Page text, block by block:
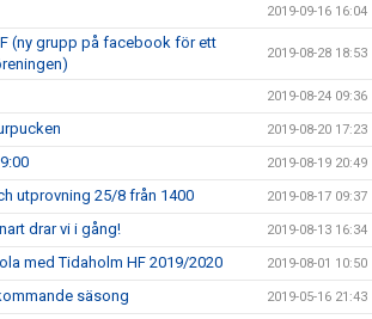
2019-09-16 16:04
(ny grupp på facebook för ett
2019-08-28 18:53
2019-08-24 09:36
2019-08-20 17:23
2019-08-19 20:49
utprovning 25/8 från 1400 2019-08-17 09:37
drar vi i gång! 2019-08-13 16:34
med Tidaholm HF 2019/2020 2019-08-01 10:50
säsong 2019-05-16 21:43